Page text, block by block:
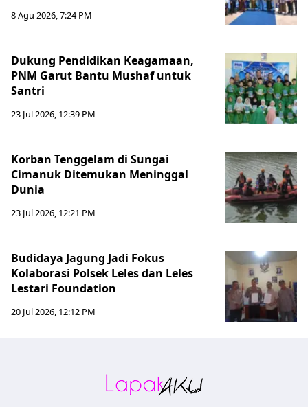
8 Agu 2026, 7:24 PM
Dukung Pendidikan Keagamaan,
PNM Garut Bantu Mushaf untuk
Santri
23 Jul 2026, 12:39 PM
Korban Tenggelam di Sungai
Cimanuk Ditemukan Meninggal
Dunia
23 Jul 2026, 12:21 PM
Budidaya Jagung Jadi Fokus
Kolaborasi Polsek Leles dan Leles
Lestari Foundation
20 Jul 2026, 12:12 PM